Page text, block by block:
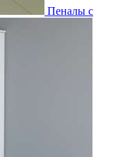
Пеналы с